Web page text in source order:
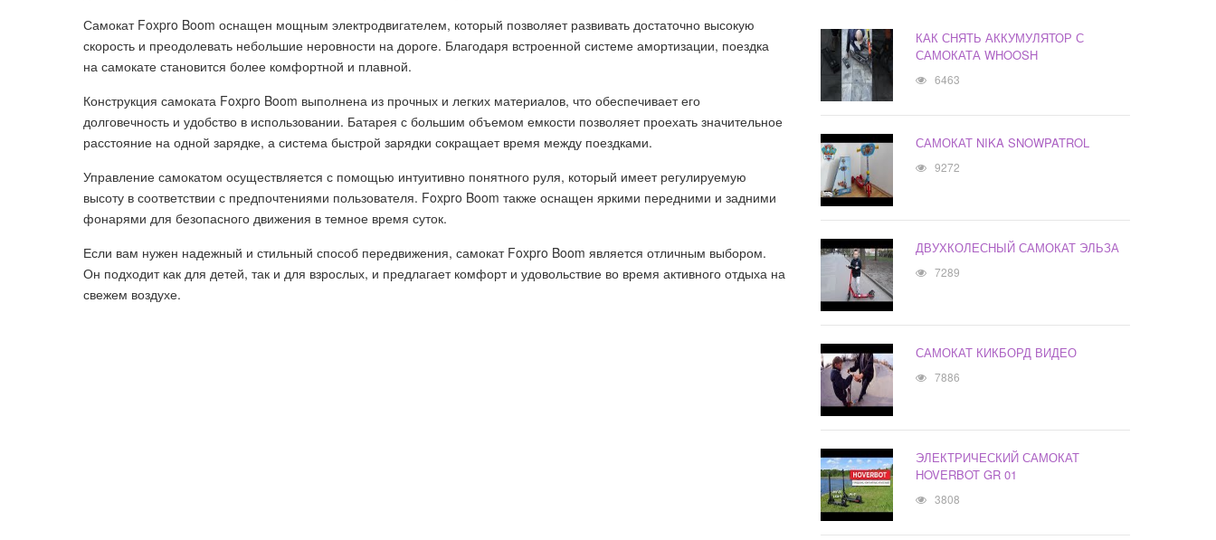
Самокат Foxpro Boom оснащен мощным электродвигателем, который позволяет развивать достаточно высокую
скорость и преодолевать небольшие неровности на дороге. Благодаря встроенной системе амортизации, поездка
на самокате становится более комфортной и плавной.
Конструкция самоката Foxpro Boom выполнена из прочных и легких материалов, что обеспечивает его
долговечность и удобство в использовании. Батарея с большим объемом емкости позволяет проехать значительное
расстояние на одной зарядке, а система быстрой зарядки сокращает время между поездками.
Управление самокатом осуществляется с помощью интуитивно понятного руля, который имеет регулируемую
высоту в соответствии с предпочтениями пользователя. Foxpro Boom также оснащен яркими передними и задними
фонарями для безопасного движения в темное время суток.
Если вам нужен надежный и стильный способ передвижения, самокат Foxpro Boom является отличным выбором.
Он подходит как для детей, так и для взрослых, и предлагает комфорт и удовольствие во время активного отдыха на
свежем воздухе.
КАК СНЯТЬ АККУМУЛЯТОР С
САМОКАТА WHOOSH
6463
САМОКАТ NIKA SNOWPATROL
9272
ДВУХКОЛЕСНЫЙ САМОКАТ ЭЛЬЗА
7289
САМОКАТ КИКБОРД ВИДЕО
7886
ЭЛЕКТРИЧЕСКИЙ САМОКАТ
HOVERBOT GR 01
3808